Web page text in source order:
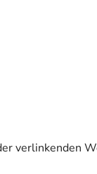
verlinkenden